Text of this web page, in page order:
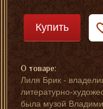
Купить
О товаре:
Лиля Брик -
литературно-
была музой